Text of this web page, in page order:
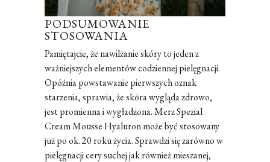
PODSUMOWANIE
STOSOWANIA
Pamiętajcie, że nawilżanie skóry to jeden z
ważniejszych elementów codziennej pielęgnacji.
Opóźnia powstawanie pierwszych oznak
starzenia, sprawia, że skóra wygląda zdrowo,
jest promienna i wygładzona. Merz Spezial
Cream Mousse Hyaluron może być stosowany
już po ok. 20 roku życia. Sprawdzi się zarówno w
pielęgnacji cery suchej jak również mieszanej,